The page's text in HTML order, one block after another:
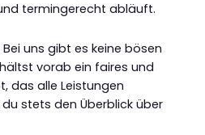
termingerecht abläuft.
uns gibt es keine bösen
vorab ein faires und
das alle Leistungen
stets den Überblick über